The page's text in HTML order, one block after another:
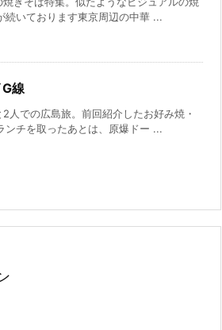
続いております東京周辺の中華 ...
線
2人での広島旅。前回紹介したお好み焼・
ンチを取ったあとは、原爆ドー ...